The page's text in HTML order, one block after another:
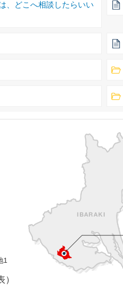
、どこへ相談したらいい
1